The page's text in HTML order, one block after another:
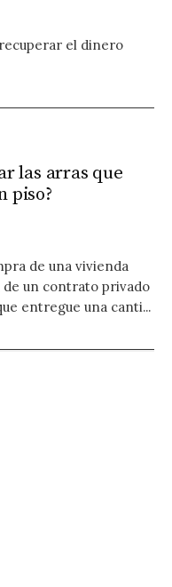
el dinero
las arras que
piso?
de una vivienda
de un contrato privado
entregue una canti...